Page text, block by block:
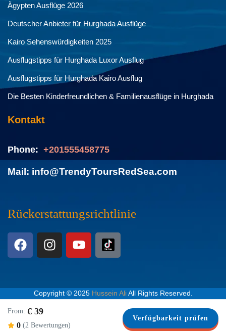
From: € 39
0 (2 Bewertungen)
Verfügbarkeit prüfen
Ägypten Ausflüge 2026
Deutscher Anbieter für Hurghada Ausflüge
Kairo Sehenswürdigkeiten 2025
Ausflugstipps für Hurghada Luxor Ausflug
Ausflugstipps für Hurghada Kairo Ausflug
Die Besten Kinderfreundlichen & Familienausflüge in Hurghada
Kontakt
Phone: +201555458775
Mail: info@TrendyToursRedSea.com
Rückerstattungsrichtlinie
Copyright © 2025 Hussein AliAll Rights Reserved.